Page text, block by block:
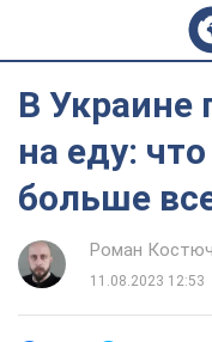
В Украине
на еду:
больше
Роман
11.08.2023 12:53